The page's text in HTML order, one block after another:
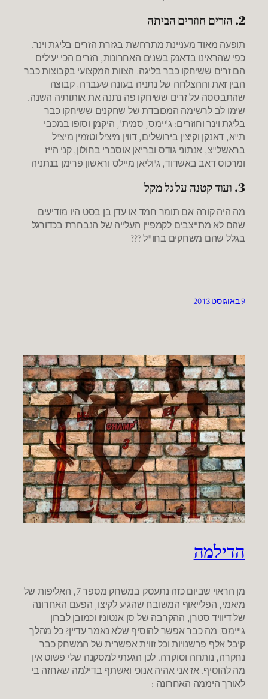
2. הזרים חוזרים הביתה
תופעה מאוד מעניינת מתרחשת בגזרת הזרים בליגת וינר.
כפי שהראינו בדאנק בשנים האחרונות, הזרים הכי יעילים
הם זרים ששיחקו כבר בליגה. הצוות המקצועי בקבוצות כבר
הבין זאת וההצלחה של נתניה בעונה שעברה, קבוצה
שהתבססה על זרים ששיחקו פה נתנה את אותותיה השנה.
שימו לב לרשימה המכובדת של שחקנים ששיחקו כבר
בליגת וינר וחוזרים: ג'יימס, סמית', היקמן וסופו במכבי
ת"א, דאנקן וקיצ'ן בירושלים, דווין מיצ'ל וטזמין מיצ'ל
בראשל"צ, אנתוני גודס ובריאן אוסברי בחולון, קני הייז
ומרכוס דאב באשדוד, ג'וליאן מיילס וראשון פרימן בנתניה
3. ועוד קטנה על גל מקל
מה היה קורה אם תומר חמד או עדן בן בסט היו מודיעים
שהם לא מתייצבים לקמפיין העלייה של הנבחרת בכדורגל
בגלל שהם משחקים בחו"ל ???
9 באוגוסט 2013
הדילמה
מן הראוי שביום כזה נתעסק במשחק מספר 7, האליפות של
מיאמי, הפלייאוף המשובח שהגיע לקיצו, הפעם האחרונה
של דיוויד סטרן, ההקרבה של סן אנטוניו וכמובן לברון
ג'יימס. מה כבר אפשר להוסיף שלא נאמר עדיין? כל מהלך
קיבל אלף פרשנויות וכל זווית אפשרית של המשחק כבר
נחקרה, נותחה וסוקרה. לכן הגעתי למסקנה שלי פשוט אין
מה להוסיף. אז אני אהיה אנוכי ואשתף בדילמה שאחזה בי
לאורך היממה האחרונה :